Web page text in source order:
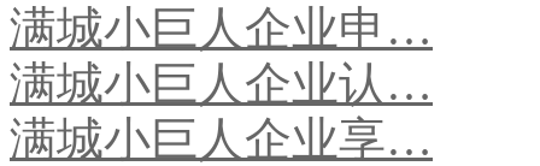
满城小巨人企业申…
满城小巨人企业认…
满城小巨人企业享…